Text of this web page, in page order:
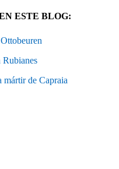
ESTE BLOG:
Rubianes
mártir de Capraia